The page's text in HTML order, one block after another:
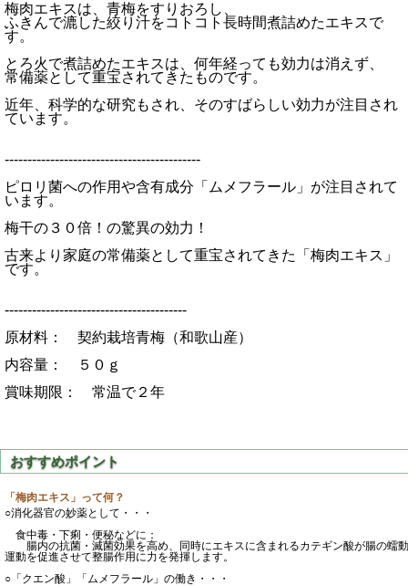
梅肉エキスは、青梅をすりおろし、
ふきんで漉した絞り汁をコトコト長時間煮詰めたエキスで
す。
とろ火で煮詰めたエキスは、何年経っても効力は消えず、
常備薬として重宝されてきたものです。
近年、科学的な研究もされ、そのすばらしい効力が注目され
ています。
-------------------------------------------
ピロリ菌への作用や含有成分「ムメフラール」が注目されて
います。
梅干の３０倍！の驚異の効力！
古来より家庭の常備薬として重宝されてきた「梅肉エキス」
です。
----------------------------------------
原材料： 契約栽培青梅（和歌山産）
内容量： ５０ｇ
賞味期限： 常温で２年
「梅肉エキス」って何？
○消化器官の妙薬として・・・
食中毒・下痢・便秘などに：
腸内の抗菌・滅菌効果を高め、同時にエキスに含まれるカテギン酸が腸の蠕動
運動を促進させて整腸作用に力を発揮します。
○「クエン酸」「ムメフラール」の働き・・・